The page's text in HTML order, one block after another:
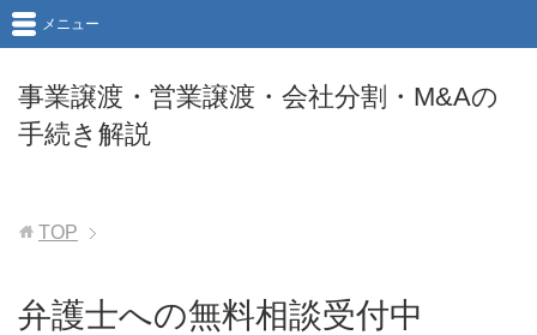
事業譲渡・営業譲渡・会社分割・M&Aの
手続き解説
メニュー
TOP
弁護士への無料相談受付中